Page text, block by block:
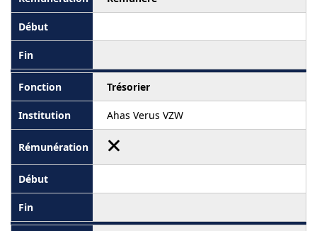
Trésorier
Ahas Verus VZW